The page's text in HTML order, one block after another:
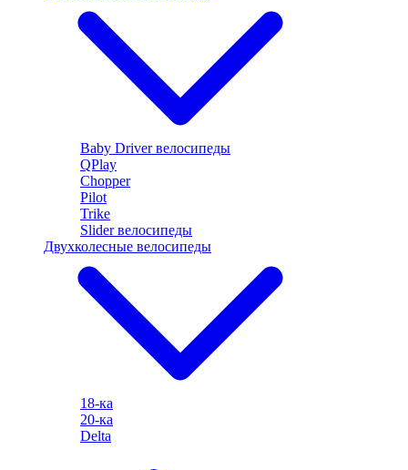
Baby Driver велосипеды
QPlay
Chopper
Pilot
Trike
Slider велосипеды
Двухколесные велосипеды
18-ка
20-ка
Delta